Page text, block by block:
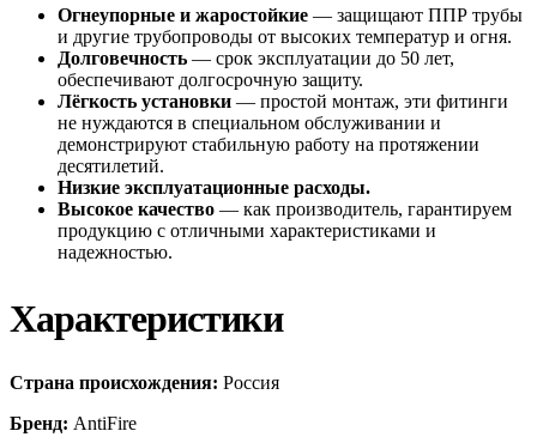
Огнеупорные и жаростойкие — защищают ППР трубы
и другие трубопроводы от высоких температур и огня.
Долговечность — срок эксплуатации до 50 лет,
обеспечивают долгосрочную защиту.
Лёгкость установки — простой монтаж, эти фитинги
не нуждаются в специальном обслуживании и
демонстрируют стабильную работу на протяжении
десятилетий.
Низкие эксплуатационные расходы.
Высокое качество — как производитель, гарантируем
продукцию с отличными характеристиками и
надежностью.
Характеристики
Страна происхождения: Россия
Бренд: AntiFire